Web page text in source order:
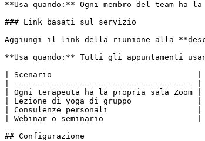
**Usa quando:** Ogni membro del team
### Link basati sul servizio
Aggiungi il link della riunione alla
**Usa quando:** Tutti gli appuntamenti
| Scenario                               |
| -------------------------------------- |
| Ogni terapeuta ha la propria sala Zoom
| Lezione di yoga di gruppo              |
| Consulenze personali                   |
| Webinar o seminario                    |
## Configurazione